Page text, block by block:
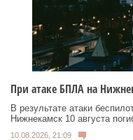
При атаке БПЛА на
В результате атаки
Нижнекамск 10 августа
10.08.2026, 21:09